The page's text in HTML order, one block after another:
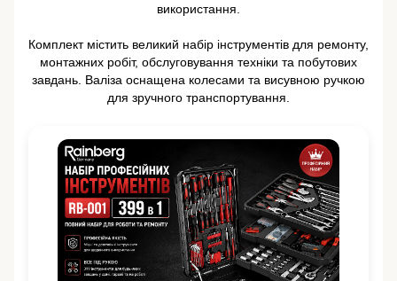
використання.
Комплект містить великий набір інструментів для ремонту,
монтажних робіт, обслуговування техніки та побутових
завдань. Валіза оснащена колесами та висувною ручкою
для зручного транспортування.